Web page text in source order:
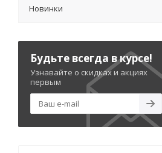
Новинки
Будьте всегда в курсе!
Узнавайте о скидках и акциях
первым